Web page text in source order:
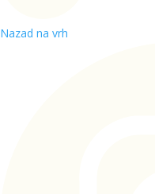
Nazad na vrh